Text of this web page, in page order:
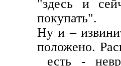
"здесь и
покупать".
Ну и –
положено.
есть -